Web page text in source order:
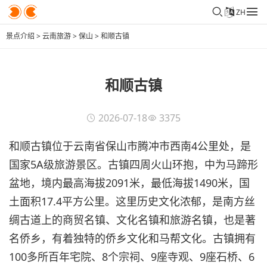
ZH
景点介绍 >云南旅游>保山 >和顺古镇
和顺古镇
2026-07-18 3375
和顺古镇位于云南省保山市腾冲市西南4公里处，是
国家5A级旅游景区。古镇四周火山环抱，中为马蹄形
盆地，境内最高海拔2091米，最低海拔1490米，国
土面积17.4平方公里。这里历史文化浓郁，是南方丝
绸古道上的商贸名镇、文化名镇和旅游名镇，也是著
名侨乡，有着独特的侨乡文化和马帮文化。古镇拥有
100多所百年宅院、8个宗祠、9座寺观、9座石桥、6